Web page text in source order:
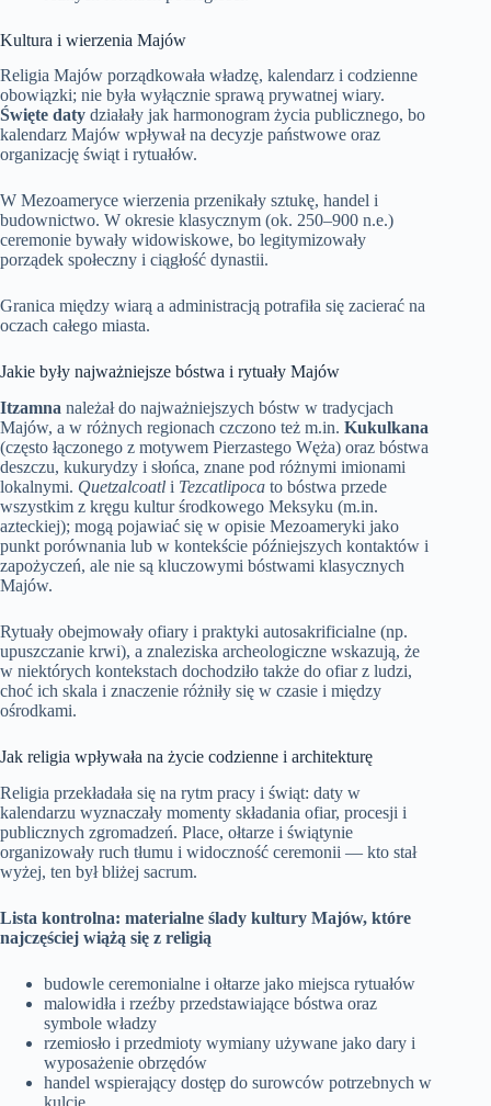
Kultura i wierzenia Majów
Religia Majów porządkowała władzę, kalendarz i codzienne
obowiązki; nie była wyłącznie sprawą prywatnej wiary.
Święte daty działały jak harmonogram życia publicznego, bo
kalendarz Majów wpływał na decyzje państwowe oraz
organizację świąt i rytuałów.
W Mezoameryce wierzenia przenikały sztukę, handel i
budownictwo. W okresie klasycznym (ok. 250–900 n.e.)
ceremonie bywały widowiskowe, bo legitymizowały
porządek społeczny i ciągłość dynastii.
Granica między wiarą a administracją potrafiła się zacierać na
oczach całego miasta.
Jakie były najważniejsze bóstwa i rytuały Majów
Itzamna należał do najważniejszych bóstw w tradycjach
Majów, a w różnych regionach czczono też m.in. Kukulkana
(często łączonego z motywem Pierzastego Węża) oraz bóstwa
deszczu, kukurydzy i słońca, znane pod różnymi imionami
lokalnymi. Quetzalcoatl i Tezcatlipoca to bóstwa przede
wszystkim z kręgu kultur środkowego Meksyku (m.in.
azteckiej); mogą pojawiać się w opisie Mezoameryki jako
punkt porównania lub w kontekście późniejszych kontaktów i
zapożyczeń, ale nie są kluczowymi bóstwami klasycznych
Majów.
Rytuały obejmowały ofiary i praktyki autosakrificialne (np.
upuszczanie krwi), a znaleziska archeologiczne wskazują, że
w niektórych kontekstach dochodziło także do ofiar z ludzi,
choć ich skala i znaczenie różniły się w czasie i między
ośrodkami.
Jak religia wpływała na życie codzienne i architekturę
Religia przekładała się na rytm pracy i świąt: daty w
kalendarzu wyznaczały momenty składania ofiar, procesji i
publicznych zgromadzeń. Place, ołtarze i świątynie
organizowały ruch tłumu i widoczność ceremonii — kto stał
wyżej, ten był bliżej sacrum.
Lista kontrolna: materialne ślady kultury Majów, które
najczęściej wiążą się z religią
budowle ceremonialne i ołtarze jako miejsca rytuałów
malowidła i rzeźby przedstawiające bóstwa oraz
symbole władzy
rzemiosło i przedmioty wymiany używane jako dary i
wyposażenie obrzędów
handel wspierający dostęp do surowców potrzebnych w
kulcie